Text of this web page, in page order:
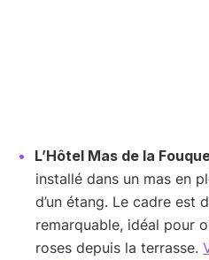
L’Hôtel Mas de la
installé dans un mas en
d’un étang. Le cadre est
remarquable, idéal pour
roses depuis la terrasse.